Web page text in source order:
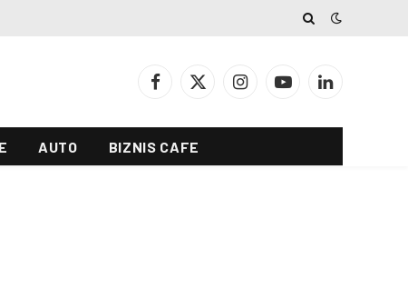
Facebook
X
InstagramYouTubeLinkedIn
AUTO BIZNIS CAFE